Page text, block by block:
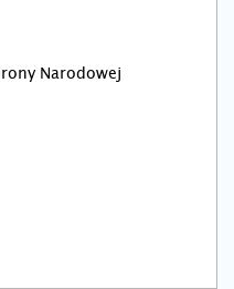
Narodowej